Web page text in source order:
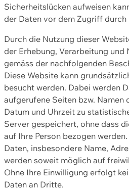
Sicherheitslücken aufweisen
der Daten vor dem Zugriff
Durch die Nutzung dieser
der Erhebung, Verarbeitung und
gemäss der nachfolgenden
Diese Website kann
besucht werden. Dabei werden
aufgerufene Seiten bzw. Namen
Datum und Uhrzeit zu
Server gespeichert, ohne dass
auf Ihre Person bezogen
Daten, insbesondere Name,
werden soweit möglich auf
Ohne Ihre Einwilligung erfolgt
Daten an Dritte.